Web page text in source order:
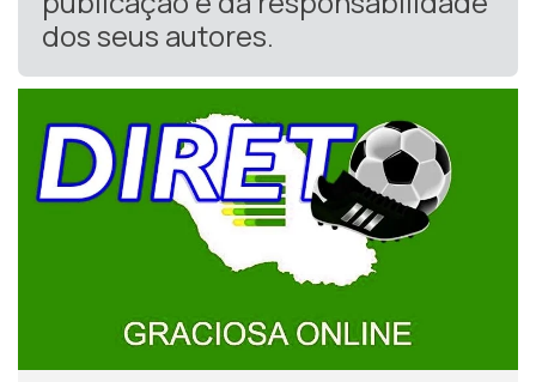
dos seus autores.